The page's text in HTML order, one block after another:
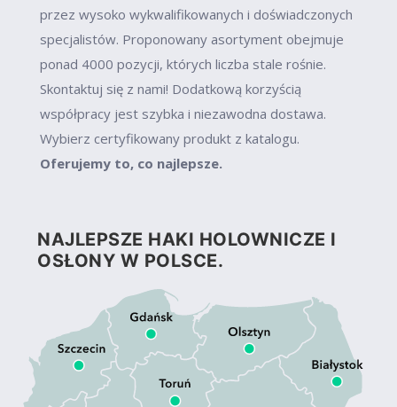
przez wysoko wykwalifikowanych i doświadczonych
specjalistów. Proponowany asortyment obejmuje
ponad 4000 pozycji, których liczba stale rośnie.
Skontaktuj się z nami! Dodatkową korzyścią
współpracy jest szybka i niezawodna dostawa.
Wybierz certyfikowany produkt z katalogu.
Oferujemy to, co najlepsze.
NAJLEPSZE HAKI HOLOWNICZE I
OSŁONY W POLSCE.